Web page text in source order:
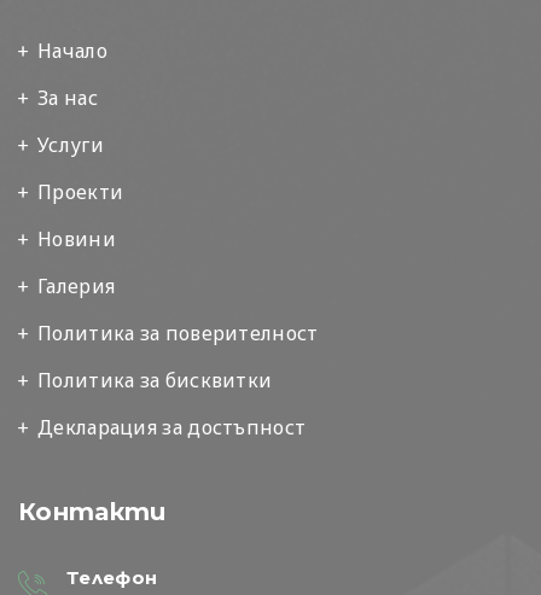
Начало
За нас
Услуги
Проекти
Новини
Галерия
Политика за поверителност
Политика за бисквитки
Декларация за достъпност
Контакти
Телефон